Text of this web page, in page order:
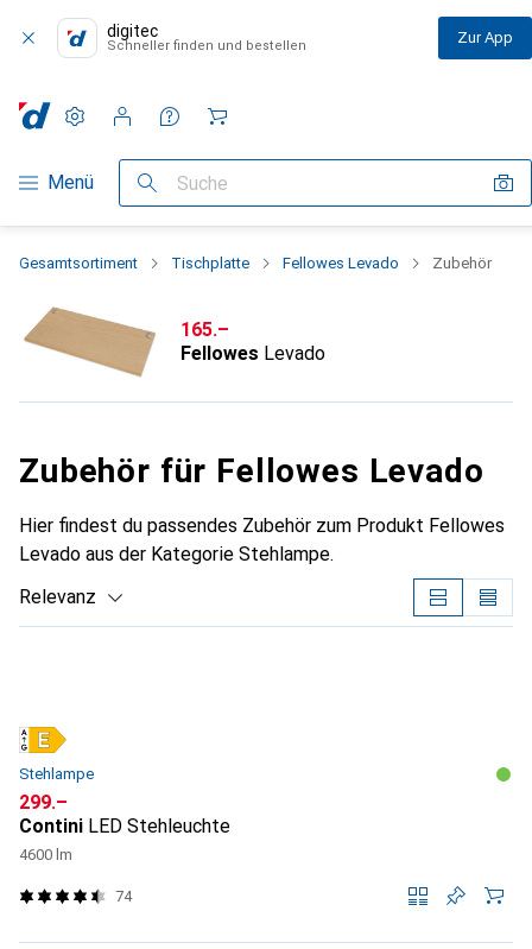
digitec
Schneller finden und bestellen Zur App
Navigation nach Kategorien
Menü Suche
Einstellungen
Kundenkonto
Vergleichslisten
Merklisten
Warenkorb
Gesamtsortiment Tischplatte Fellowes Levado Zubehör
CHF
165.–
Fellowes Levado
Zubehör für Fellowes Levado
Hier findest du passendes Zubehör zum Produkt Fellowes
Levado aus der Kategorie Stehlampe.
Relevanz
Stehlampe
CHF
299.–
Contini LED Stehleuchte
4600 lm
74